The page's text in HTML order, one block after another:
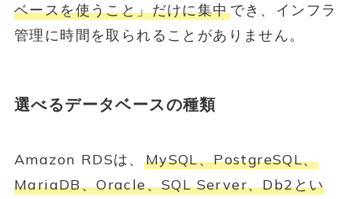
ベースを使うこと」だけに集中でき、インフラ
管理に時間を取られることがありません。
選べるデータベースの種類
Amazon RDSは、 MySQL、PostgreSQL、
MariaDB、Oracle、SQL Server、Db2とい